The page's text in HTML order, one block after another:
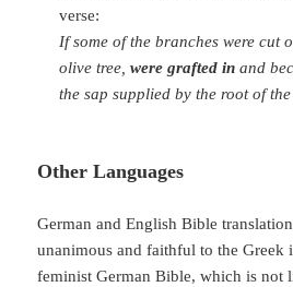
verse:
If some of the branches were cut
olive tree,were grafted inand
the sap supplied by the root of
Other Languages
German and English Bible
unanimous and faithful to the Greek
feminist German Bible, which is not